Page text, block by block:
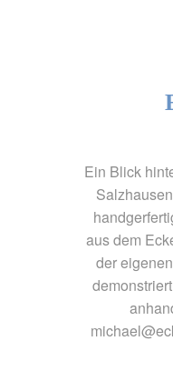
Ein Blick
aus dem
der